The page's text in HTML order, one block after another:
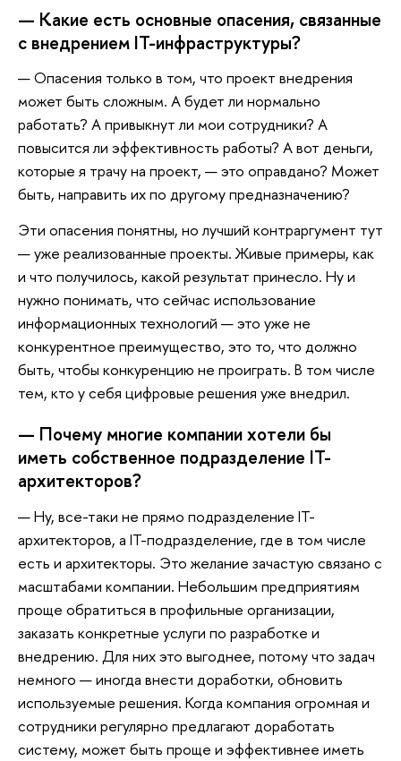
— Какие есть основные опасения, связанные
с внедрением IT-инфраструктуры?
— Опасения только в том, что проект внедрения
может быть сложным. А будет ли нормально
работать? А привыкнут ли мои сотрудники? А
повысится ли эффективность работы? А вот деньги,
которые я трачу на проект, — это оправдано? Может
быть, направить их по другому предназначению?
Эти опасения понятны, но лучший контраргумент тут
— уже реализованные проекты. Живые примеры, как
и что получилось, какой результат принесло. Ну и
нужно понимать, что сейчас использование
информационных технологий — это уже не
конкурентное преимущество, это то, что должно
быть, чтобы конкуренцию не проиграть. В том числе
тем, кто у себя цифровые решения уже внедрил.
— Почему многие компании хотели бы
иметь собственное подразделение IT-
архитекторов?
— Ну, все-таки не прямо подразделение IT-
архитекторов, а IT-подразделение, где в том числе
есть и архитекторы. Это желание зачастую связано с
масштабами компании. Небольшим предприятиям
проще обратиться в профильные организации,
заказать конкретные услуги по разработке и
внедрению. Для них это выгоднее, потому что задач
немного — иногда внести доработки, обновить
используемые решения. Когда компания огромная и
сотрудники регулярно предлагают доработать
систему, может быть проще и эффективнее иметь